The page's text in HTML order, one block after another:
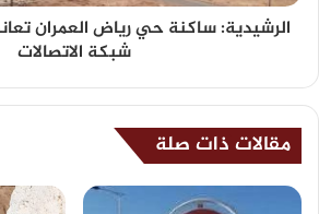
الرشيدية: ساكنة حي رياض العمران
شبكة الاتصالات
مقالات ذات صلة